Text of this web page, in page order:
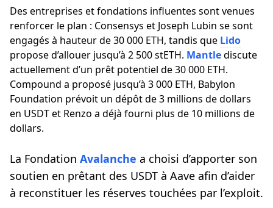
Des entreprises et fondations influentes sont venues
renforcer le plan : Consensys et Joseph Lubin se sont
engagés à hauteur de 30 000 ETH, tandis que Lido
propose d’allouer jusqu’à 2 500 stETH. Mantlediscute
actuellement d’un prêt potentiel de 30 000 ETH.
Compound a proposé jusqu’à 3 000 ETH, Babylon
Foundation prévoit un dépôt de 3 millions de dollars
en USDT et Renzo a déjà fourni plus de 10 millions de
dollars.
La Fondation Avalanche a choisi d’apporter son
soutien en prêtant des USDT à Aave afin d’aider
à reconstituer les réserves touchées par l’exploit.